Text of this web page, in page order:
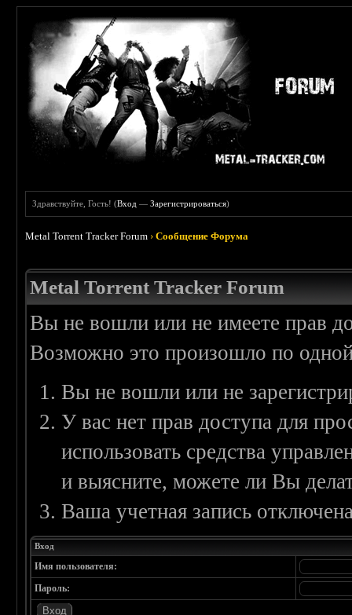
Здравствуйте, Гость! (Вход —Зарегистрироваться)
Metal Torrent Tracker Forum ›Сообщение Форума
Metal Torrent Tracker Forum
Вы не вошли или не имеете прав
Возможно это произошло по
Вы не вошли или не
У вас нет прав доступа для
использовать средства
и выясните, можете ли Вы
Ваша учетная запись
Вход
Имя пользователя:
Пароль: